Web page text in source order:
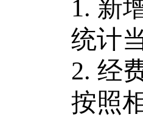
1. 新
统计
2.经
按照